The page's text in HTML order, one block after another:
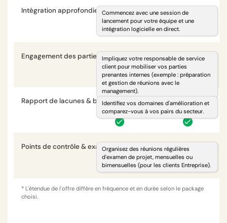
Intégration approfondie
Commencez avec une session de
lancement pour votre équipe et une
intégration logicielle en direct.
Engagement des parties prenantesImpliquez votre responsable de service
client pour mobiliser vos parties
prenantes internes (exemple : préparation
et gestion de réunions avec le
management).
Rapport de lacunes & benchmarkingIdentifiez vos domaines d'amélioration et
comparez-vous à vos pairs du secteur.
Points de contrôle & examens des jalons
Organisez des réunions régulières
d'examen de projet, mensuelles ou
bimensuelles (pour les clients Entreprise).
* L'étendue de l'offre diffère en fréquence et en durée selon le package
choisi.